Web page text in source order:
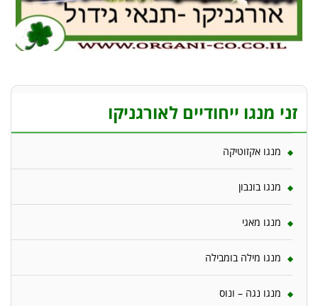
זני מנגו ייחודיים לאורגניקו
מנגו אקזוטיקה
מנגו בונבון
מנגו מאגי
מנגו מילה בומבילה
מנגו נגה – ונוס